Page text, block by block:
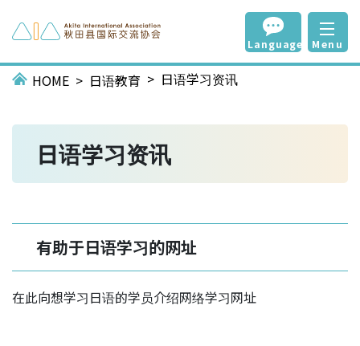
Language Menu
HOME 日语教育 日语学习资讯
日语学习资讯
有助于日语学习的网址
在此向想学习日语的学员介绍网络学习网址